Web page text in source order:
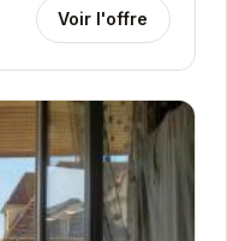
Voir l'offre